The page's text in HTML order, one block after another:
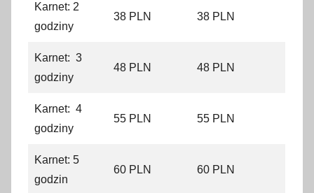
Karnet: 2
godziny
38 PLN 38 PLN
Karnet: 3
godziny
48 PLN 48 PLN
Karnet: 4
godziny
55 PLN 55 PLN
Karnet: 5
godzin
60 PLN 60 PLN